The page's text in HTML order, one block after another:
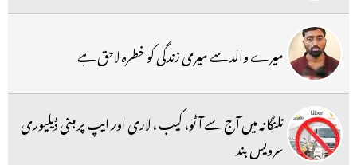
میرے والد سے میری زندگی کو خطرہ لاحق ہے
تلنگانہ میں آج سے آٹو، کیب ، لاری اور ایپ پر مبنی ڈیلیوری
سرویس بند